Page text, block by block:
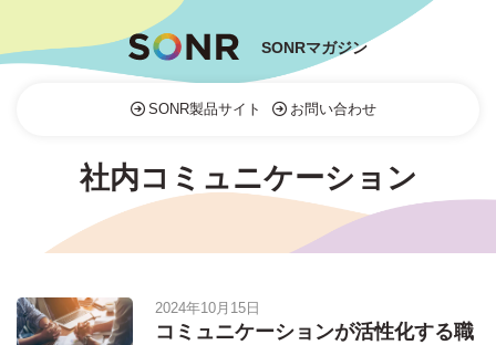
SONRマガジン
SONR製品サイト お問い合わせ
社内コミュニケーション
2024年10月15日
コミュニケーションが活性化する職